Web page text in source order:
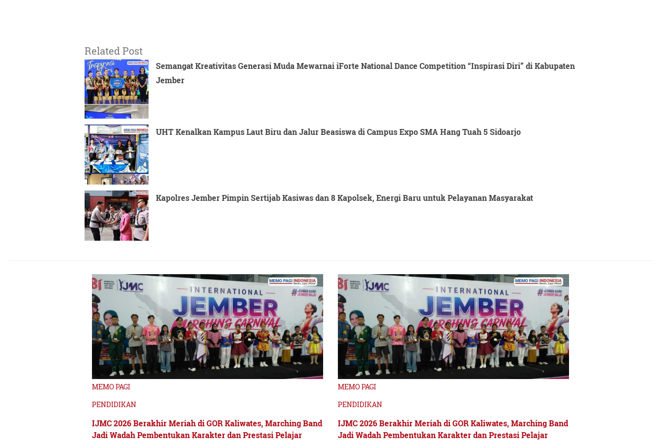
Related Post
Semangat Kreativitas Generasi Muda Mewarnai iForte National Dance Competition “Inspirasi Diri” di Kabupaten
Jember
UHT Kenalkan Kampus Laut Biru dan Jalur Beasiswa di Campus Expo SMA Hang Tuah 5 Sidoarjo
Kapolres Jember Pimpin Sertijab Kasiwas dan 8 Kapolsek, Energi Baru untuk Pelayanan Masyarakat
MEMO PAGI
PENDIDIKAN
IJMC 2026 Berakhir Meriah di GOR Kaliwates, Marching Band
Jadi Wadah Pembentukan Karakter dan Prestasi Pelajar
MEMO PAGI
PENDIDIKAN
IJMC 2026 Berakhir Meriah di GOR Kaliwates, Marching Band
Jadi Wadah Pembentukan Karakter dan Prestasi Pelajar